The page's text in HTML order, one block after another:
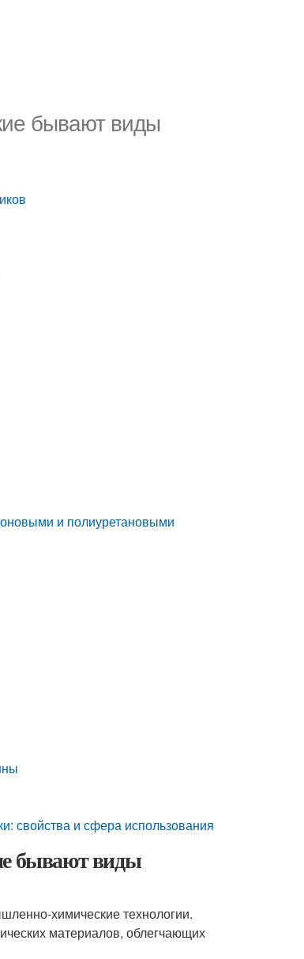
бывают виды
и полиуретановыми
свойства и сфера использования
бывают виды
химические технологии.
материалов, облегчающих